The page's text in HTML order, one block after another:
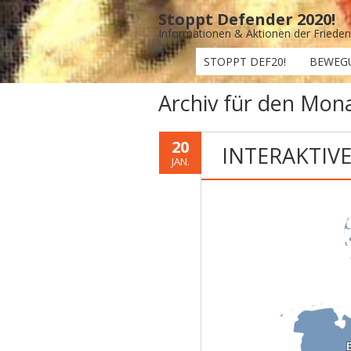
Stoppt Defender 2020!
Informationen & Aktionen der
STOPPT DEF20!
Archiv für den
20
JAN.